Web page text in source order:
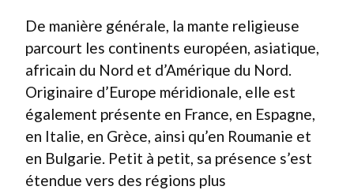
De manière générale, la mante religieuse
parcourt les continents européen, asiatique,
africain du Nord et d’Amérique du Nord.
Originaire d’Europe méridionale, elle est
également présente en France, en Espagne,
en Italie, en Grèce, ainsi qu’en Roumanie et
en Bulgarie. Petit à petit, sa présence s’est
étendue vers des régions plus